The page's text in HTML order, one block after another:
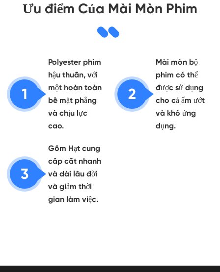
Ưu điểm Của Mài Mòn Phim
1
Polyester phim
hậu thuẫn, với
một hoàn toàn
bề mặt phẳng
và chịu lực
cao.
2
Mài mòn bộ
phim có thể
được sử dụng
cho cả ẩm ướt
và khô ứng
dụng.
3
Gốm Hạt cung
cấp cắt nhanh
và dài lâu đời
và giảm thời
gian làm việc.